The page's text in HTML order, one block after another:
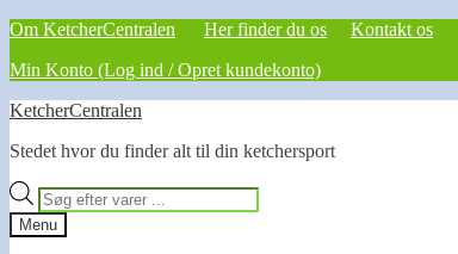
Om KetcherCentralen Her finder du os
Kontakt os
Min Konto (Log ind / Opret kundekonto)
Spring
navigation
Spring
indhold
KetcherCentralen
Stedet hvor du finder alt til din ketchersport
Products
search
Menu